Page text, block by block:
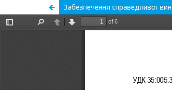
Забезпечення справедливої